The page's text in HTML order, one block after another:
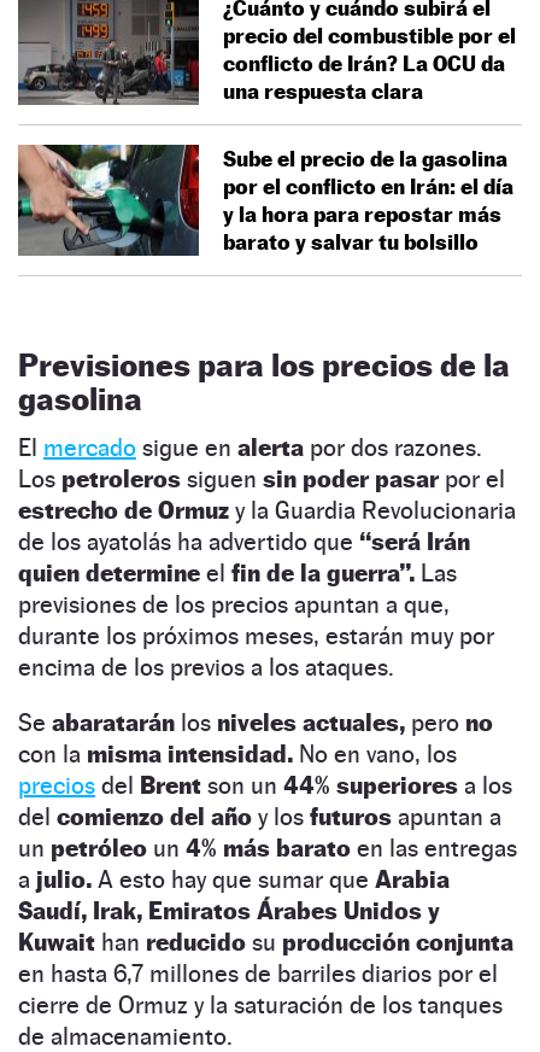
¿Cuánto y cuándo subirá el
precio del combustible por el
conflicto de Irán? La OCU da
una respuesta clara
Sube el precio de la gasolina
por el conflicto en Irán: el día
y la hora para repostar más
barato y salvar tu bolsillo
Previsiones para los precios de la
gasolina
El mercado sigue en alerta por dos razones.
Los petroleros siguen sin poder pasarpor el
estrecho de Ormuz y la Guardia Revolucionaria
de los ayatolás ha advertido que “será Irán
quien determine el fin de la guerra”. Las
previsiones de los precios apuntan a que,
durante los próximos meses, estarán muy por
encima de los previos a los ataques.
Se abaratarán los niveles actuales, pero no
con la misma intensidad. No en vano, los
precios del Brent son un 44% superiores a los
del comienzo del año y los futuros apuntan a
un petróleo un 4% más barato en las entregas
a julio. A esto hay que sumar que Arabia
Saudí, Irak, Emiratos Árabes Unidos y
Kuwait han reducido su producción conjunta
en hasta 6,7 millones de barriles diarios por el
cierre de Ormuz y la saturación de los tanques
de almacenamiento.